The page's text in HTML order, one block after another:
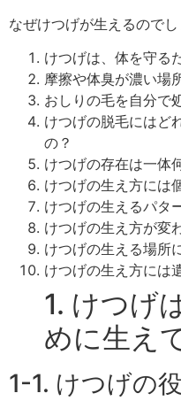
なぜけつげが生えるのでし
けつげは、体を守る
摩擦や体臭が濃い場
おしりの毛を自分で
けつげの脱毛にはど
の？
けつげの存在は一体
けつげの生え方には
けつげの生えるパタ
けつげの生え方が変
けつげの生える場所
けつげの生え方には
1. けつげ
めに生え
1-1. けつげの